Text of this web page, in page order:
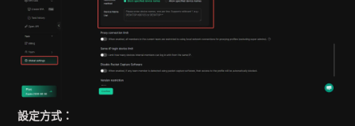
設定方式：